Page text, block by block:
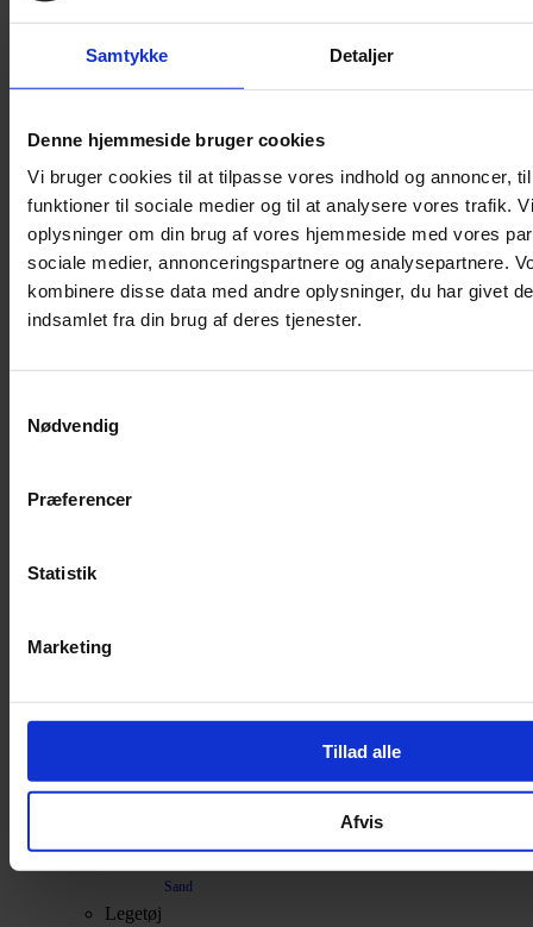
Samtykke Detaljer
Denne hjemmeside bruger cookies
Vi bruger cookies til at tilpasse vores indhold og annoncer,
funktioner til sociale medier og til at analysere vores trafik.
oplysninger om din brug af vores hjemmeside med vores
sociale medier, annonceringspartnere og analysepartnere.
kombinere disse data med andre oplysninger, du har givet
indsamlet fra din brug af deres tjenester.
Nødvendig
Præferencer
Statistik
Marketing
Tillad alle
Afvis
Bure
Kaninbur
Rottebur
Marsvinebur
Løbegård
Overdækning løbegård
Indretning til bure
Bark
Spelt
Vat
Sand
Legetøj